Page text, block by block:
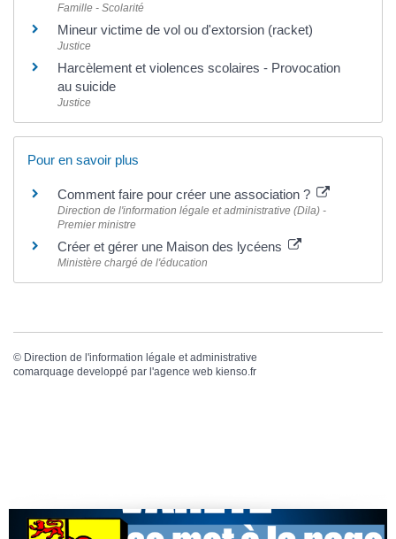
Famille - Scolarité
Mineur victime de vol ou d'extorsion (racket)
Justice
Harcèlement et violences scolaires - Provocation
au suicide
Justice
Pour en savoir plus
Comment faire pour créer une association ?
Direction de l'information légale et administrative (Dila) -
Premier ministre
Créer et gérer une Maison des lycéens
Ministère chargé de l'éducation
© Direction de l'information légale et administrative
comarquage developpé par l'agence web kienso.fr